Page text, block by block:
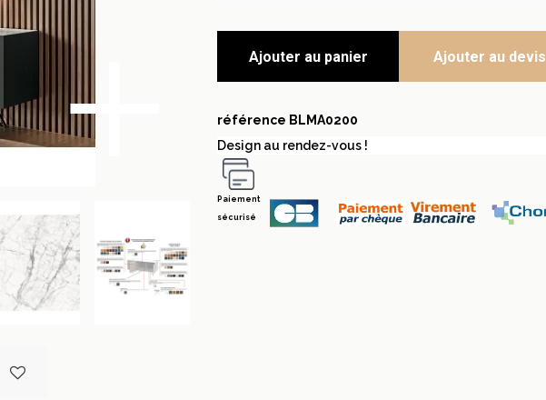
+ Ajouter au panier Ajouter au devis
référence BLMA0200
Design au rendez-vous !
Paiement
sécurisé